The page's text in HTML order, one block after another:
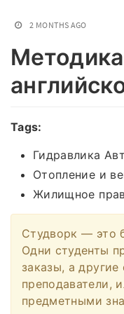
2 MONTHS AGO
Tags:
Гидравлика
Отопление и
Жилищное
Студворк — это
Одни студенты
заказы, а другие
преподаватели,
предметными